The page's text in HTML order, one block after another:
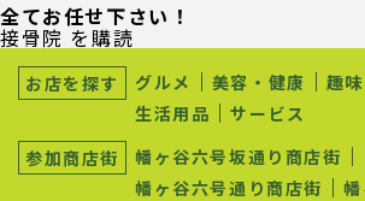
全てお任せ下さい！
接骨院 を購読
サ
ナ
ゲ
ー
お店を探す グルメ 美容・健康
趣
生活用品
サービス
参加商店街
幡ヶ谷六号坂通り商店街
幡ヶ谷六号通り商店街